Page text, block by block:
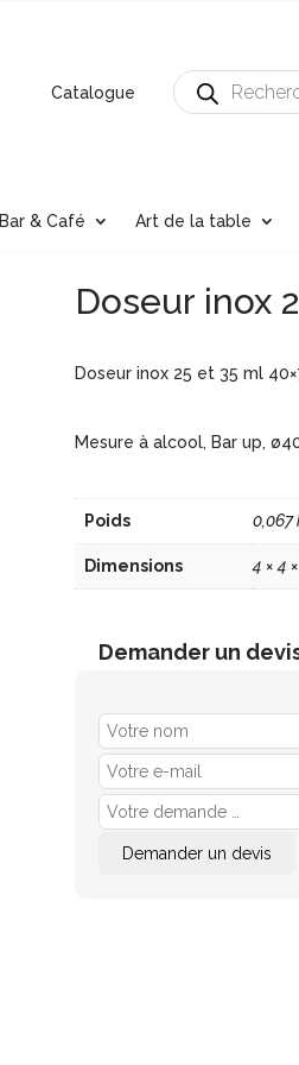
Recherche
produits
Catalogue
Bar & Café Art de la table
Doseur inox
Doseur inox 25 et 35 ml
Mesure à alcool, Bar up,
Poids 0,067
Dimensions 4 × 4
Demander un